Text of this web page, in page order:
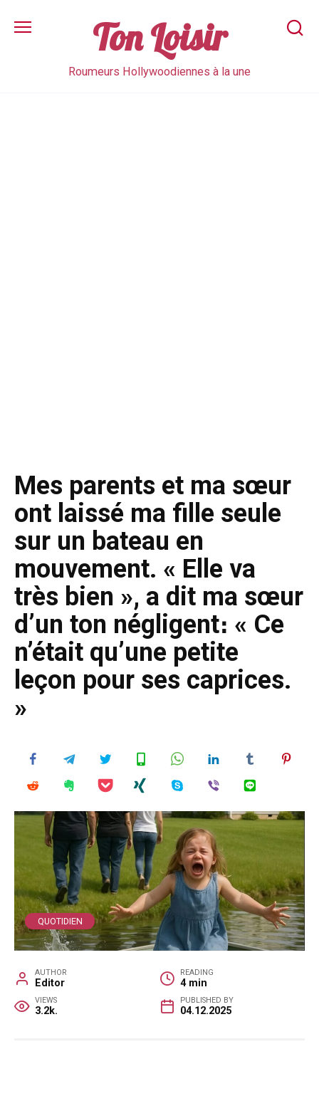
content
Ton Loisir
Roumeurs Hollywoodiennes à la une
Mes parents et ma sœur
ont laissé ma fille seule
sur un bateau en
mouvement. « Elle va
très bien », a dit ma sœur
d’un ton négligent։ « Ce
n’était qu’une petite
leçon pour ses caprices.
»
QUOTIDIEN
AUTHOR
Editor
READING
4 min
VIEWS
3.2k.
PUBLISHED BY
04.12.2025